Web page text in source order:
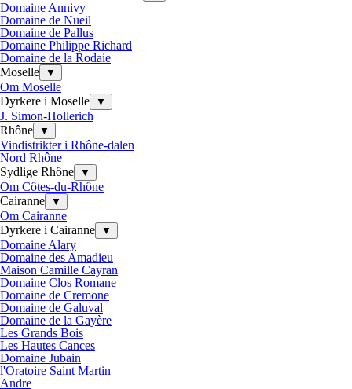
Domaine Annivy
Domaine de Nueil
Domaine de Pallus
Domaine Philippe Richard
Domaine de la Rodaie
Moselle
▼
Om Moselle
Dyrkere i Moselle
▼
J. Simon-Hollerich
Rhône
▼
Vindistrikter i Rhône-dalen
Nord Rhône
Sydlige Rhône
▼
Om Côtes-du-Rhône
Cairanne
▼
Om Cairanne
Dyrkere i Cairanne
▼
Domaine Alary
Domaine des Amadieu
Maison Camille Cayran
Domaine Clos Romane
Domaine de Cremone
Domaine de Galuval
Domaine de la Gayère
Les Grands Bois
Les Hautes Cances
Domaine Jubain
l'Oratoire Saint Martin
Andre